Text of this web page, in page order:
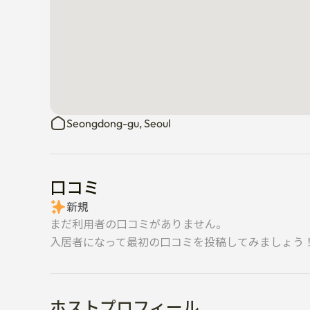
Seongdong-gu, Seoul
口コミ
新規
まだ利用者の口コミがありません。
入居者になって最初の口コミを投稿してみましょう